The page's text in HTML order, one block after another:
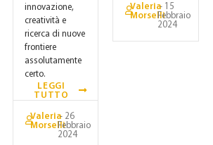
innovazione,
creatività e
ricerca di nuove
frontiere
assolutamente
certo.
LEGGI
TUTTO
Valeria
Morselli
- 26
Febbraio
2024
Valeria
Morselli
- 15
Febbraio
2024